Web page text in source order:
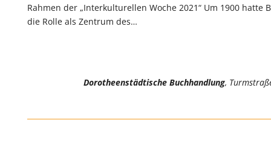
Rahmen der „Interkulturellen Woche 2021“ Um 1900 hatte
die Rolle als Zentrum des…
Dorotheenstädtische Buchhandlung,